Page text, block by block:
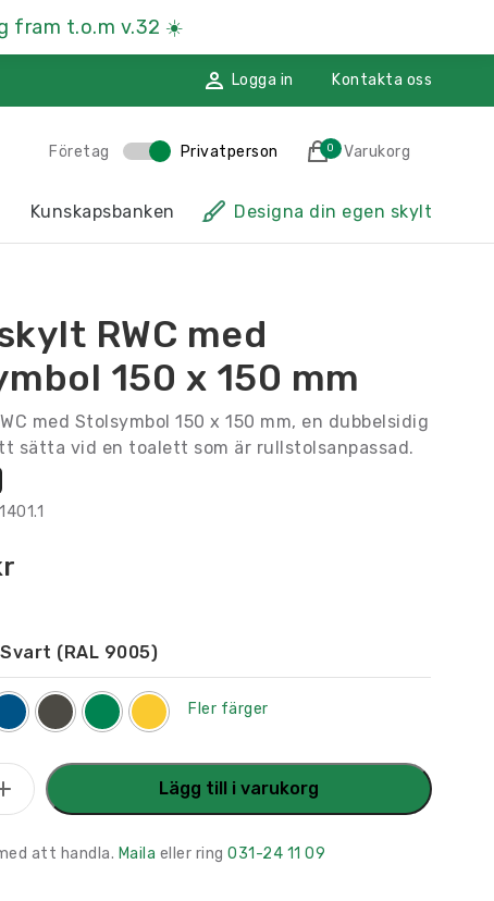
fram t.o.m v.32 ☀️
Logga in Kontakta oss
Företag Privatperson 0 Varukorg
Till kassan
Återvinningsskyltar
Kunskapsbanken Designa din egen skylt
RWC med
150 x 150 mm
med Stolsymbol 150 x 150 mm, en dubbelsidig
sätta vid en toalett som är rullstolsanpassad.
Svart (RAL 9005)
Fler färger
Lägg till i varukorg
att handla. Maila eller ring 031-24 11 09